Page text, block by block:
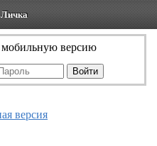
Личка
версию
версия